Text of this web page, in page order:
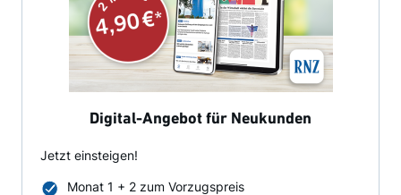
Digital-Angebot für Neukunden
Jetzt einsteigen!
Monat 1 + 2 zum Vorzugspreis